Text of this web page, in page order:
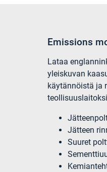
Emissions
Lataa
yleiskuvan
käytännöistä ja
Jätteen
Suuret